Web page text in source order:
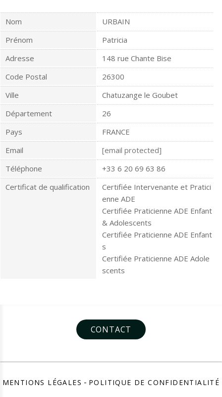
Nom
URBAIN
Prénom
Patricia
Adresse
148 rue Chante Bise
Code Postal
26300
Ville
Chatuzange le Goubet
Département
26
Pays
FRANCE
Email
[email protected]
Téléphone
+33 6 20 69 63 86
Certificat de qualification
Certifiée Intervenante et Pratici
enne ADE
Certifiée Praticienne ADE Enfant
& Adolescents
Certifiée Praticienne ADE Enfant
s
Certifiée Praticienne ADE Adole
scents
CONTACT
MENTIONS LÉGALES POLITIQUE DE CONFIDENTIALITÉ